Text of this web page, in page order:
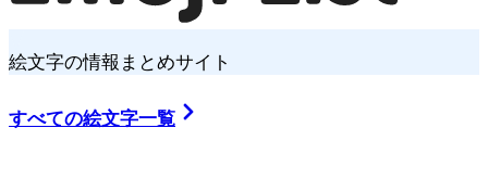
絵文字の情報まとめサイト
すべての絵文字一覧